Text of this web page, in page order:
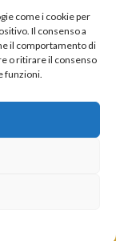
come i cookie per
Il consenso a
il comportamento di
o ritirare il consenso
funzioni.